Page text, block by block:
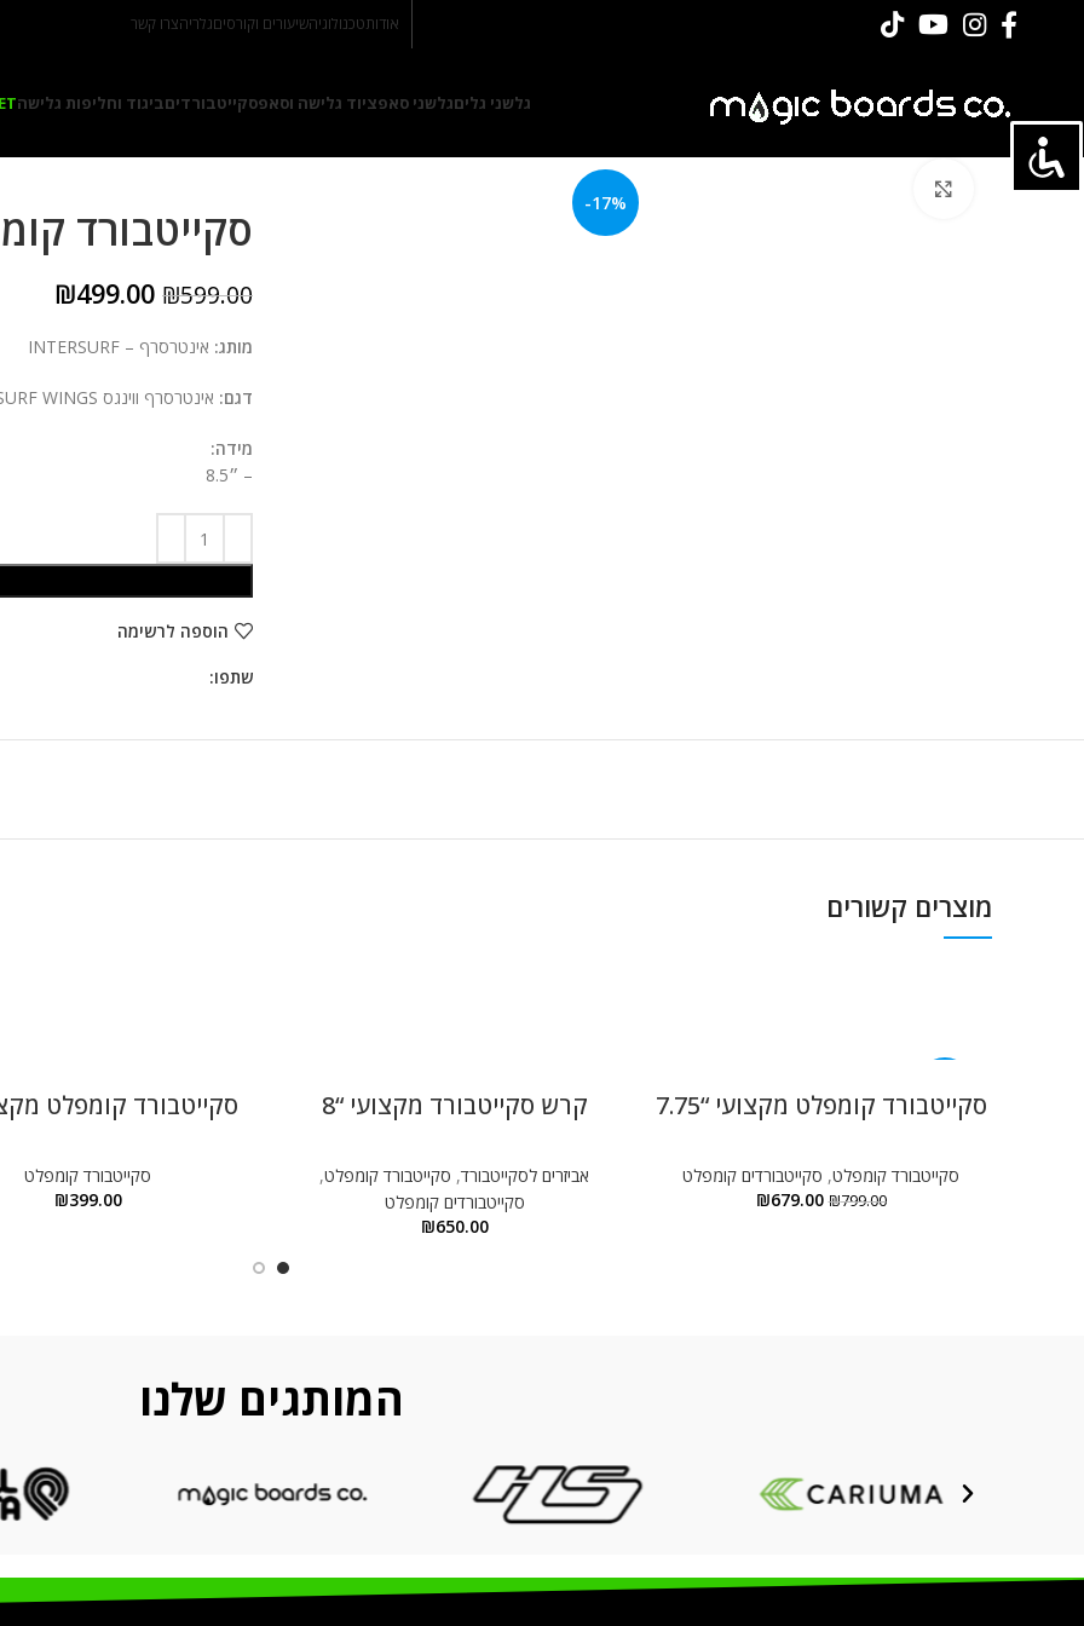
אודותטכנולוגיהשיעורים וקורסיםגלריהצרו קשר
גלשני גליםגלשני סאפציוד גלישה וסאפסקייטבורדיםביגוד וחליפות גלישה
-17% סקייטבורד
₪599.00
₪499.00
מותג: אינטרסרף – INTERSURF
דגם: אינטרסרף ווינגס INTERSURF WINGS
מידה:
– ״8.5
הוספה לרשימה
שתפו:
מוצרים קשורים
סקייטבורד קומפלט מקצועי “7.75
סקייטבורד קומפלט, סקייטבורדים קומפלט
₪799.00
₪679.00
קרש סקייטבורד מקצועי “8
אביזרים לסקייטבורד, סקייטבורד קומפלט,
סקייטבורדים קומפלט
₪650.00
סקייטבורד קומפלט
סקייטבורד קומפלט
₪399.00
המותגים שלנו